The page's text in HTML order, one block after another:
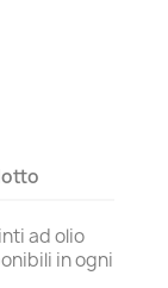
ad olio
in ogni